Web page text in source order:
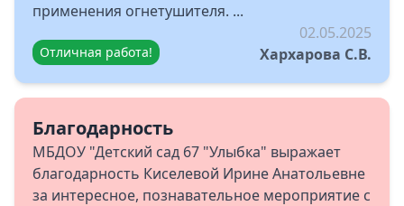
применения огнетушителя. ...
Отличная работа!
02.05.2025
Хархарова С.В.
Благодарность
МБДОУ "Детский сад 67 "Улыбка" выражает
благодарность Киселевой Ирине Анатольевне
за интересное, познавательное мероприятие с